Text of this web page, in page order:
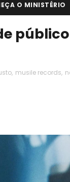
O MINISTÉRIO
, musile records,